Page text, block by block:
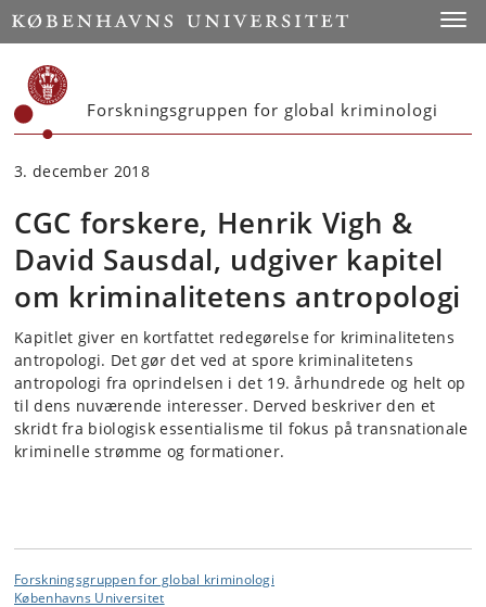
Start
Forskningsgruppen for global kriminologi
3. december 2018
CGC forskere, Henrik Vigh &
David Sausdal, udgiver kapitel
om kriminalitetens antropologi
Kapitlet giver en kortfattet redegørelse for kriminalitetens
antropologi. Det gør det ved at spore kriminalitetens
antropologi fra oprindelsen i det 19. århundrede og helt op
til dens nuværende interesser. Derved beskriver den et
skridt fra biologisk essentialisme til fokus på transnationale
kriminelle strømme og formationer.
Forskningsgruppen for global kriminologi
Københavns Universitet